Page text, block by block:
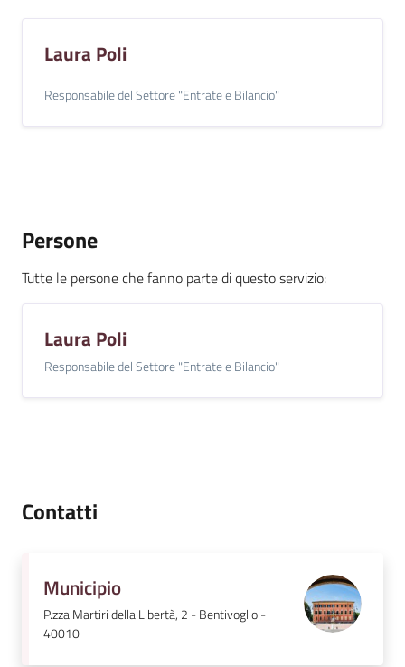
Laura Poli
Responsabile del Settore "Entrate e Bilancio"
Persone
Tutte le persone che fanno parte di questo servizio:
Laura Poli
Responsabile del Settore "Entrate e Bilancio"
Contatti
Municipio
P.zza Martiri della Libertà, 2 - Bentivoglio -
40010